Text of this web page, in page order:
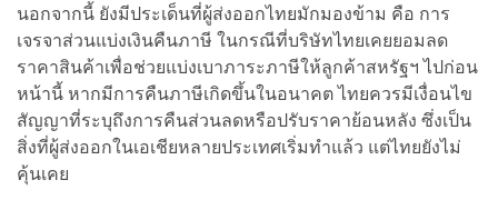
นอกจากนี้ ยังมีประเด็นที่ผู้ส่งออกไทยมักมองข้าม คือ การ
เจรจาส่วนแบ่งเงินคืนภาษี ในกรณีที่บริษัทไทยเคยยอมลด
ราคาสินค้าเพื่อช่วยแบ่งเบาภาระภาษีให้ลูกค้าสหรัฐฯ ไปก่อน
หน้านี้ หากมีการคืนภาษีเกิดขึ้นในอนาคต ไทยควรมีเงื่อนไข
สัญญาที่ระบุถึงการคืนส่วนลดหรือปรับราคาย้อนหลัง ซึ่งเป็น
สิ่งที่ผู้ส่งออกในเอเชียหลายประเทศเริ่มทำแล้ว แต่ไทยยังไม่
คุ้นเคย